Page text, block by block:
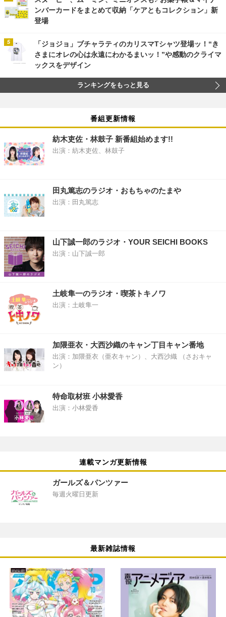
ンバーカードをまとめて収納「ケアともコレクション」新
登場
「ジョジョ」ブチャラティのカリスマTシャツ登場ッ！“き
さまにオレの心は永遠にわかるまいッ！”や感動のクライマ
ックスをデザイン
ランキングをもっと見る
番組更新情報
紡木吏佐・林鼓子 新番組始めます!!
出演：紡木吏佐、林鼓子
田丸篤志のラジオ・おもちゃのたまや
出演：田丸篤志
山下誠一郎のラジオ・YOUR SEICHI BOOKS
出演：山下誠一郎
土岐隼一のラジオ・喫茶トキノワ
出演：土岐隼一
加隈亜衣・大西沙織のキャン丁目キャン番地
出演：加隈亜衣（亜衣キャン）、大西沙織 （さおキャ
ン）
特命取材班 小林愛香
出演：小林愛香
連載マンガ更新情報
ガールズ＆パンツァー
毎週火曜日更新
最新雑誌情報